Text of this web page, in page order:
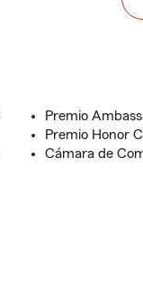
Premio
Premio Honor
Cámara de